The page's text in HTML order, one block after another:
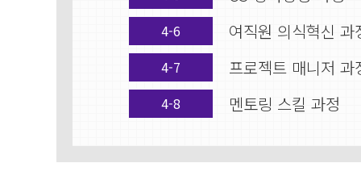
4-6 여직원 의식혁신 과
4-7 프로젝트 매니저 과
4-8 멘토링 스킬 과정